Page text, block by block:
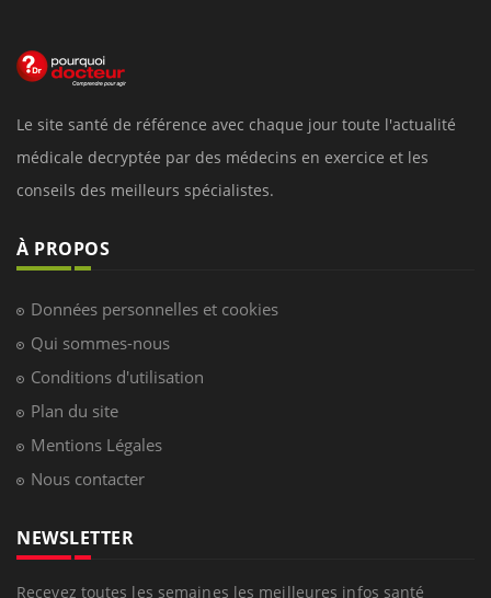
Le site santé de référence avec chaque jour toute l'actualité
médicale decryptée par des médecins en exercice et les
conseils des meilleurs spécialistes.
À PROPOS
Données personnelles et cookies
Qui sommes-nous
Conditions d'utilisation
Plan du site
Mentions Légales
Nous contacter
NEWSLETTER
Recevez toutes les semaines les meilleures infos santé